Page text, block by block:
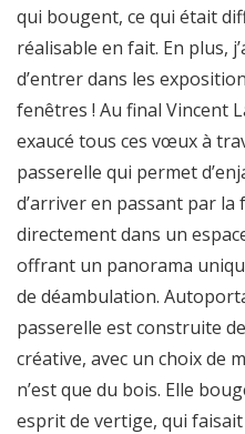
qui bougent, ce qui était
réalisable en fait. En plus,
d’entrer dans les
fenêtres ! Au final Vincent
exaucé tous ces vœux à
passerelle qui permet
d’arriver en passant par la
directement dans un
offrant un panorama
de déambulation.
passerelle est construite
créative, avec un choix de
n’est que du bois. Elle
esprit de vertige, qui